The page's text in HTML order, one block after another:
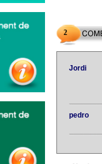
2
Jordi
pedro